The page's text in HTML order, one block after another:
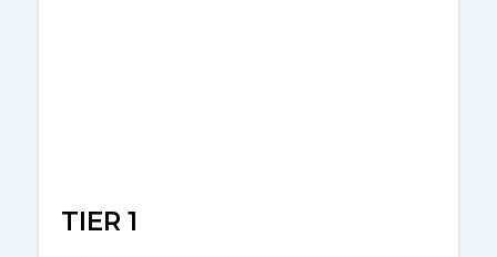
TIER 1